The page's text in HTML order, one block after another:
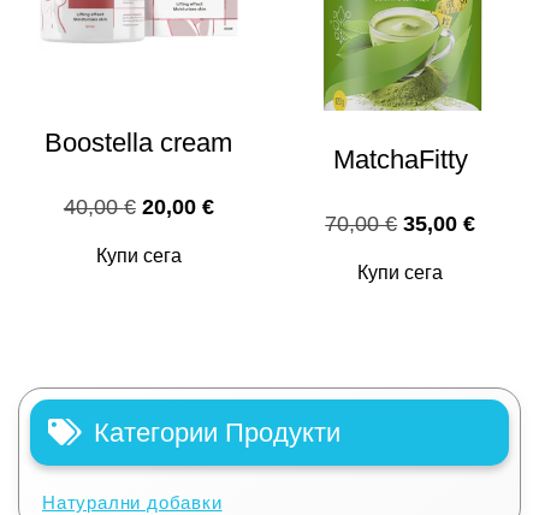
Boostella cream
40,00€ Original
was:
20,00 €Текущата
Купи сега
MatchaFitty
70,00€ Original
35,00€
Купи сега
Категории Продукти
Натурални добавки